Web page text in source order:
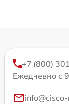
+7 (800)
Ежедневно с